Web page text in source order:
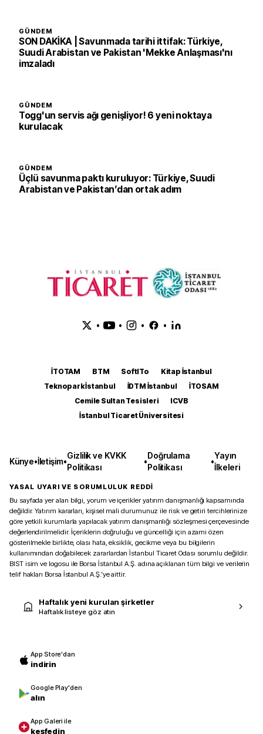
GÜNDEM
SON DAKİKA | Savunmada tarihi ittifak: Türkiye,
Suudi Arabistan ve Pakistan 'Mekke Anlaşması'nı
imzaladı
GÜNDEM
Togg'un servis ağı genişliyor! 6 yeni noktaya
kurulacak
GÜNDEM
Üçlü savunma paktı kuruluyor: Türkiye, Suudi
Arabistan ve Pakistan’dan ortak adım
• • • •
İTOTAM BTM SoftITo
Kitap İstanbul
Teknopark İstanbul
İDTM İstanbul
İTOSAM
Cemile Sultan Tesisleri
ICVB
İstanbul Ticaret Üniversitesi
Künye•İletişim•
Gizlilik ve KVKK
Politikası
•
Doğrulama
Politikası
•
Yayın
İlkeleri
YASAL UYARI VE SORUMLULUK REDDİ
Bu sayfada yer alan bilgi, yorum ve içerikler yatırım danışmanlığı kapsamında
değildir. Yatırım kararları, kişisel mali durumunuz ile risk ve getiri tercihlerinize
göre yetkili kurumlarla yapılacak yatırım danışmanlığı sözleşmesi çerçevesinde
değerlendirilmelidir. İçeriklerin doğruluğu ve güncelliği için azami özen
gösterilmekle birlikte, olası hata, eksiklik, gecikme veya bu bilgilerin
kullanımından doğabilecek zararlardan İstanbul Ticaret Odası sorumlu değildir.
BIST isim ve logosu ile Borsa İstanbul A.Ş. adına açıklanan tüm bilgi ve verilerin
telif hakları Borsa İstanbul A.Ş.’ye aittir.
Haftalık yeni kurulan şirketler
Haftalık listeye göz atın
App Store'dan
indirin
Google Play'den
alın
App Galeri ile
keşfedin